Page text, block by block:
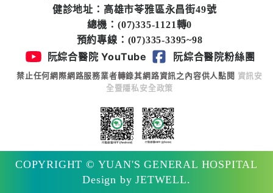
健診地址：高雄市苓雅區永昌街49號
總機：(07)335-1121轉0
預約專線：(07)335-3395~98
阮綜合醫院 YouTube 阮綜合醫院粉絲團
禁止任何網際網路服務業者轉錄其網路資訊之內容供人點閱 資訊安
全暨隱私安全政策
COPYRIGHT © YUAN'S GENERAL HOSPITAL
Design by JETWELL.